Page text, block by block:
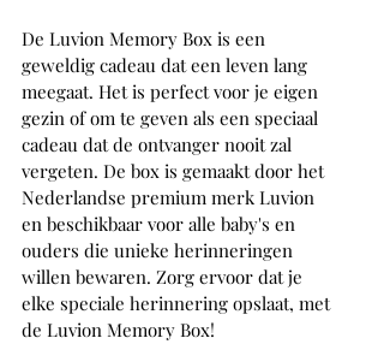
De Luvion Memory Box is een
geweldig cadeau dat een leven lang
meegaat. Het is perfect voor je eigen
gezin of om te geven als een speciaal
cadeau dat de ontvanger nooit zal
vergeten. De box is gemaakt door het
Nederlandse premium merk Luvion
en beschikbaar voor alle baby's en
ouders die unieke herinneringen
willen bewaren. Zorg ervoor dat je
elke speciale herinnering opslaat, met
de Luvion Memory Box!